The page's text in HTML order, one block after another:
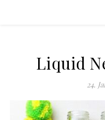
Liquid
24.